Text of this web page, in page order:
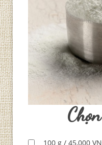
100 g / 45,000